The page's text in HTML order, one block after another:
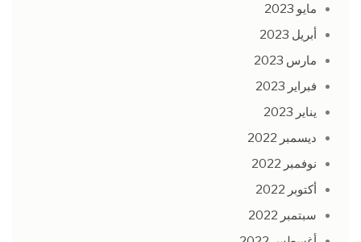
مايو 2023
أبريل 2023
مارس 2023
فبراير 2023
يناير 2023
ديسمبر 2022
نوفمبر 2022
أكتوبر 2022
سبتمبر 2022